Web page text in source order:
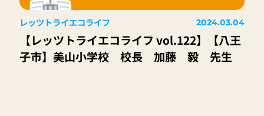
レッツトライエコライフ 2024.03.04
【レッツトライエコライフ vol.122】【八王
子市】美山小学校 校長 加藤 毅 先生